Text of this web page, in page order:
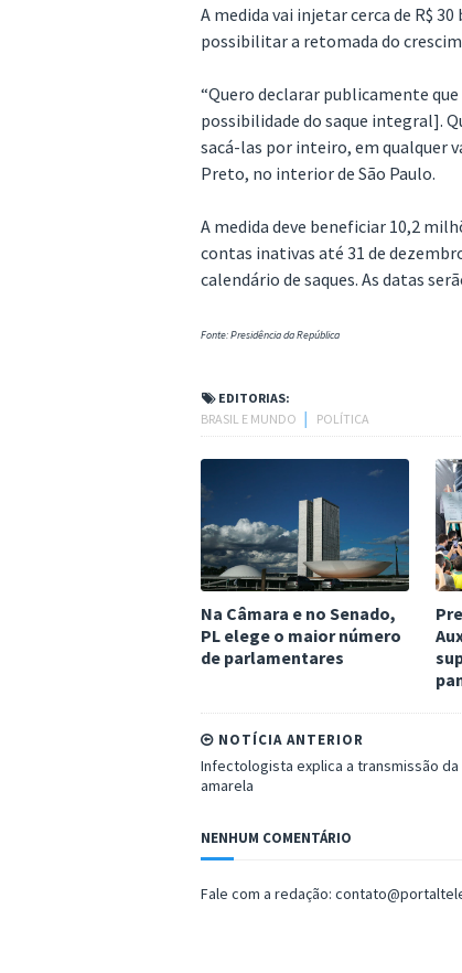
A medida vai injetar cerca de R$
possibilitar a retomada do
“Quero declarar publicamente
possibilidade do saque integral].
sacá-las por inteiro, em qualquer
Preto, no interior de São Paulo.
A medida deve beneficiar 10,2
contas inativas até 31 de
calendário de saques. As datas
Fonte: Presidência da República
EDITORIAS:
BRASIL E MUNDO
POLÍTICA
Na Câmara e no Senado,
PL elege o maior número
de parlamentares
NOTÍCIA ANTERIOR
Infectologista explica a transmissão
amarela
NENHUM COMENTÁRIO
Fale com a redação: